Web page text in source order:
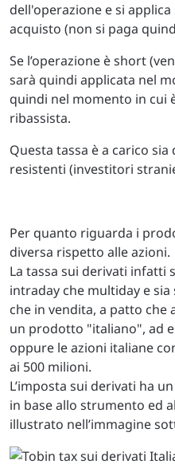
dell'operazione e si
acquisto (non si paga
Se l’operazione è short
sarà quindi applicata nel
quindi nel momento in cui
ribassista.
Questa tassa è a carico
resistenti (investitori
Per quanto riguarda i
diversa rispetto alle azioni.
La tassa sui derivati infatti
intraday che multiday e
che in vendita, a patto
un prodotto "italiano", ad
oppure le azioni italiane
ai 500 milioni.
L’imposta sui derivati ha
in base allo strumento ed
illustrato nell’immagine